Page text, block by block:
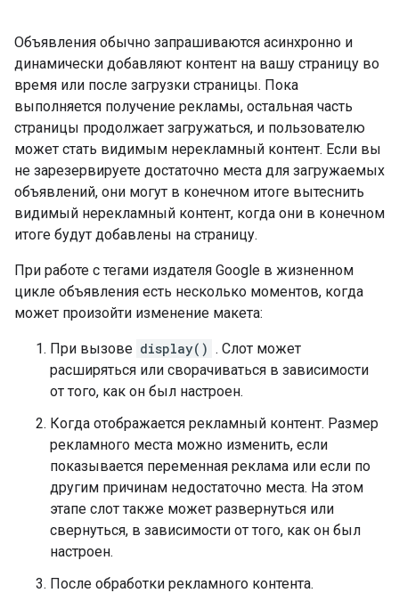
Объявления обычно запрашиваются асинхронно и
динамически добавляют контент на вашу страницу во
время или после загрузки страницы. Пока
выполняется получение рекламы, остальная часть
страницы продолжает загружаться, и пользователю
может стать видимым нерекламный контент. Если вы
не зарезервируете достаточно места для загружаемых
объявлений, они могут в конечном итоге вытеснить
видимый нерекламный контент, когда они в конечном
итоге будут добавлены на страницу.
При работе с тегами издателя Google в жизненном
цикле объявления есть несколько моментов, когда
может произойти изменение макета:
При вызове display() . Слот может
расширяться или сворачиваться в зависимости
от того, как он был настроен.
Когда отображается рекламный контент. Размер
рекламного места можно изменить, если
показывается переменная реклама или если по
другим причинам недостаточно места. На этом
этапе слот также может развернуться или
свернуться, в зависимости от того, как он был
настроен.
После обработки рекламного контента.